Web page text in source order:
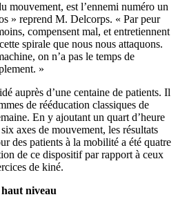
mouvement, est l’ennemi numéro un
» reprend M. Delcorps. « Par peur
compensent mal, et entretiennent
spirale que nous nous attaquons.
on n’a pas le temps de
»
auprès d’une centaine de patients. Il
de rééducation classiques de
En y ajoutant un quart d’heure
axes de mouvement, les résultats
des patients à la mobilité a été quatre
de ce dispositif par rapport à ceux
de kiné.
haut niveau